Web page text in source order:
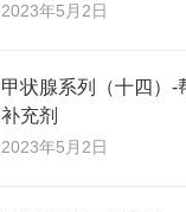
2023年5月2日
甲状腺系列（十四）-
补充剂
2023年5月2日